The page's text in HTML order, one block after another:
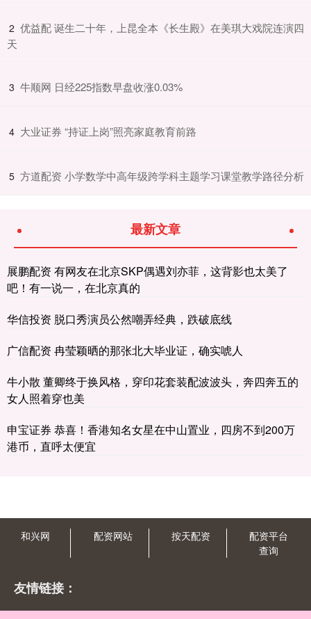
2 ​优益配 诞生二十年，上昆全本《长生殿》在美琪大戏院连演四
天
3 ​牛顺网 日经225指数早盘收涨0.03%
4 ​大业证券 “持证上岗”照亮家庭教育前路
5 ​方道配资 小学数学中高年级跨学科主题学习课堂教学路径分析
最新文章
展鹏配资 有网友在北京SKP偶遇刘亦菲，这背影也太美了
吧！有一说一，在北京真的
华信投资 脱口秀演员公然嘲弄经典，跌破底线
广信配资 冉莹颖晒的那张北大毕业证，确实唬人
牛小散 董卿终于换风格，穿印花套装配波波头，奔四奔五的
女人照着穿也美
申宝证券 恭喜！香港知名女星在中山置业，四房不到200万
港币，直呼太便宜
和兴网 配资网站 按天配资
配资平台
查询
友情链接：